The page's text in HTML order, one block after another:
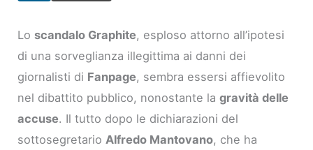
Lo scandalo Graphite, esploso attorno all’ipotesi
di una sorveglianza illegittima ai danni dei
giornalisti di Fanpage, sembra essersi affievolito
nel dibattito pubblico, nonostante lagravità delle
accuse. Il tutto dopo le dichiarazioni del
sottosegretarioAlfredo Mantovano, che ha